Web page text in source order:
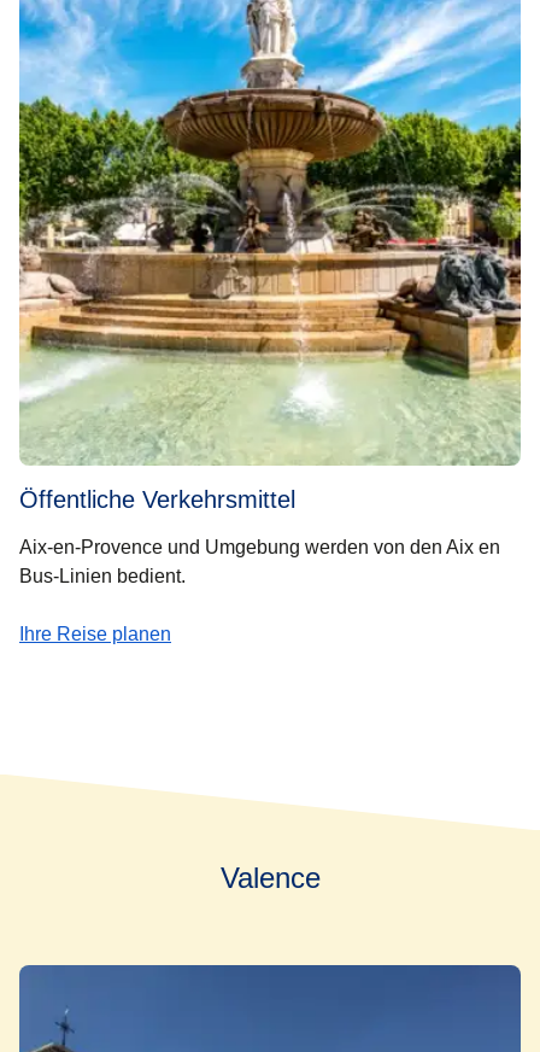
Öffentliche Verkehrsmittel
Aix-en-Provence und Umgebung werden von den Aix en
Bus-Linien bedient.
Ihre Reise planen
Valence